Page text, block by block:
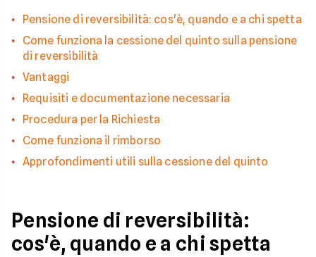
Pensione di reversibilità: cos'è, quando e a chi spetta
Come funziona la cessione del quinto sulla pensione
di reversibilità
Vantaggi
Requisiti e documentazione necessaria
Procedura per la Richiesta
Come funziona il rimborso
Approfondimenti utili sulla cessione del quinto
Pensione di reversibilità:
cos'è, quando e a chi spetta